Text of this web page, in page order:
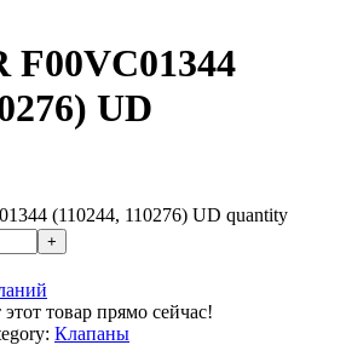
F00VC01344
UD
(110244, 110276) UD quantity
товар прямо сейчас!
Клапаны